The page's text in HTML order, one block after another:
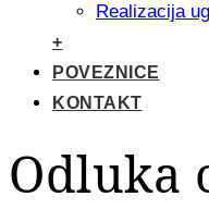
Realizacija
+
POVEZNICE
KONTAKT
Odluka